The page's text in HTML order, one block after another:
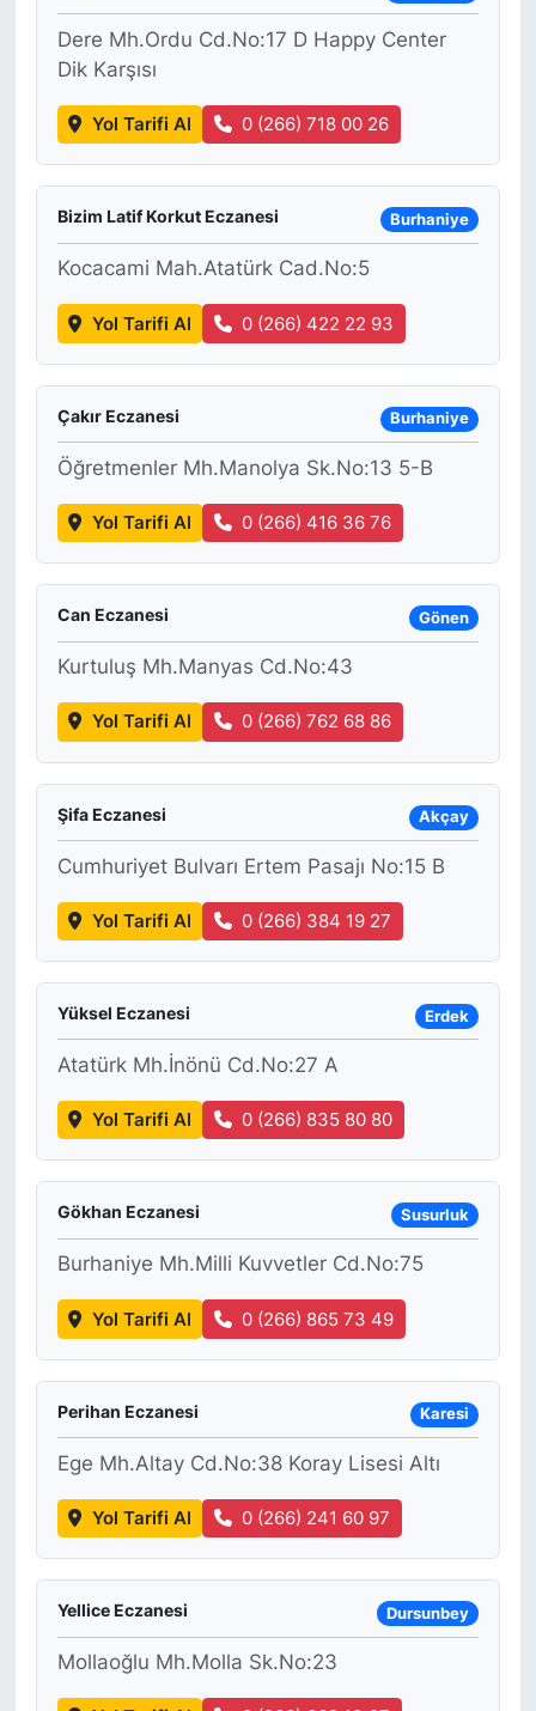
Dere Mh.Ordu Cd.No:17 D Happy Center
Dik Karşısı
Yol Tarifi Al 0 (266) 718 00 26
Bizim Latif Korkut Eczanesi Burhaniye
Kocacami Mah.Atatürk Cad.No:5
Yol Tarifi Al 0 (266) 422 22 93
Çakır Eczanesi Burhaniye
Öğretmenler Mh.Manolya Sk.No:13 5-B
Yol Tarifi Al 0 (266) 416 36 76
Can Eczanesi Gönen
Kurtuluş Mh.Manyas Cd.No:43
Yol Tarifi Al 0 (266) 762 68 86
Şifa Eczanesi Akçay
Cumhuriyet Bulvarı Ertem Pasajı No:15 B
Yol Tarifi Al 0 (266) 384 19 27
Yüksel Eczanesi Erdek
Atatürk Mh.İnönü Cd.No:27 A
Yol Tarifi Al 0 (266) 835 80 80
Gökhan Eczanesi Susurluk
Burhaniye Mh.Milli Kuvvetler Cd.No:75
Yol Tarifi Al 0 (266) 865 73 49
Perihan Eczanesi Karesi
Ege Mh.Altay Cd.No:38 Koray Lisesi Altı
Yol Tarifi Al 0 (266) 241 60 97
Yellice Eczanesi Dursunbey
Mollaoğlu Mh.Molla Sk.No:23